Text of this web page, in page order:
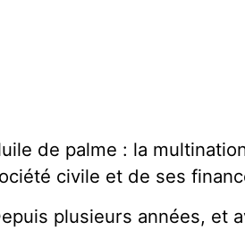
de palme : la
civile et de ses
plusieurs années, et